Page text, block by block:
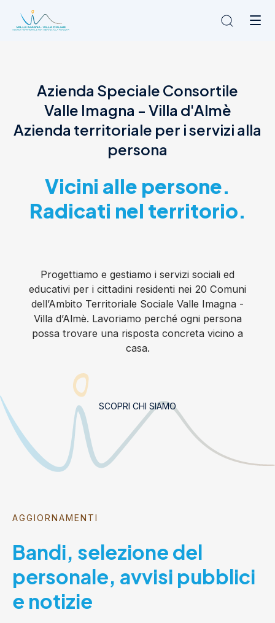
L'Ambito
Cosa facciamo
News
Amministrazione trasparente
Azienda Speciale Consortile
Valle Imagna - Villa d'Almè
Azienda territoriale per i servizi alla
persona
Vicini alle persone.
Radicati nel territorio.
Progettiamo e gestiamo i servizi sociali ed
educativi per i cittadini residenti nei 20 Comuni
dell’Ambito Territoriale Sociale Valle Imagna -
Villa d’Almè. Lavoriamo perché ogni persona
possa trovare una risposta concreta vicino a
casa.
SCOPRI CHI SIAMO
AGGIORNAMENTI
Bandi, selezione del
personale, avvisi pubblici
e notizie